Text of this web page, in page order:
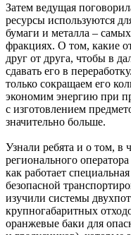
Затем ведущая
ресурсы используются
бумаги и металла –
фракциях. О том, какие
друг от друга, чтобы в
сдавать его в
только сокращаем его
экономим энергию при
с изготовлением
значительно больше.
Узнали ребята и о том, в
регионального
как работает
безопасной
изучили системы
крупногабаритных
оранжевые баки для